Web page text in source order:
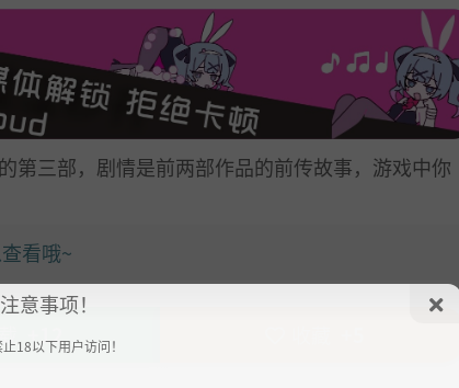
第三部，剧情是前两部作品的前传故事，游戏中你
看哦~
+12
意事项！
18以下用户访问！